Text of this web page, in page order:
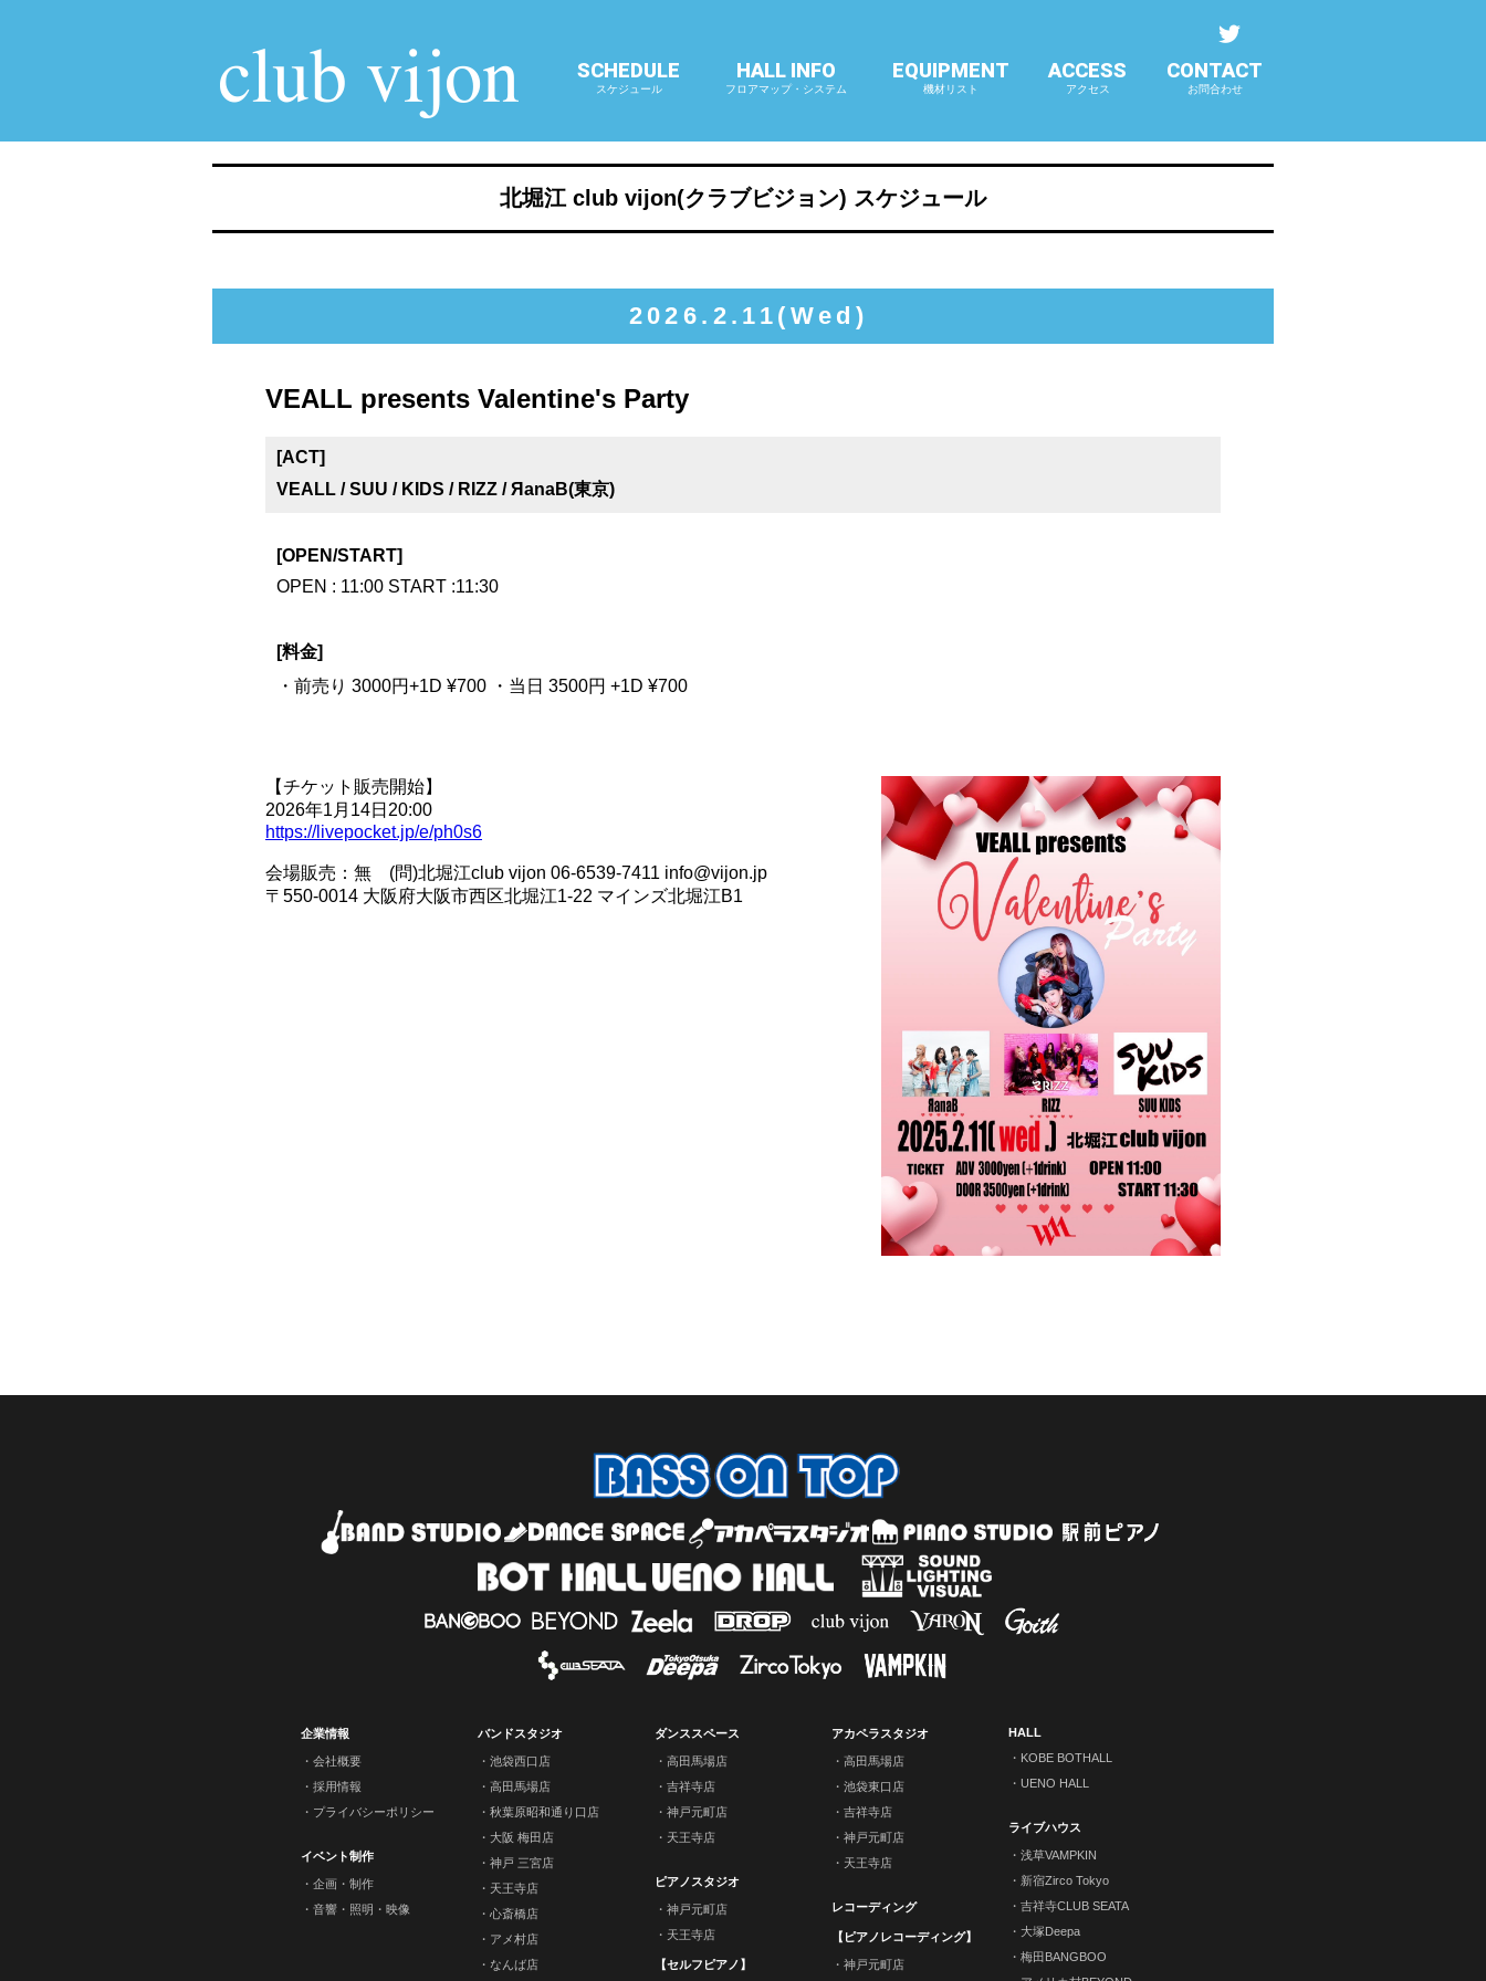
SCHEDULE
スケジュール
HALL INFO
フロアマップ・システム
EQUIPMENT
機材リスト
ACCESS
アクセス
CONTACT
お問合わせ
北堀江 club vijon(クラブビジョン) スケジュール
2026.2.11(Wed)
VEALL presents Valentine's Party
[ACT]
VEALL / SUU / KIDS / RIZZ / ЯanaB(東京)
[OPEN/START]
OPEN : 11:00 START :11:30
[料金]
・前売り 3000円+1D ¥700 ・当日 3500円 +1D ¥700
【チケット販売開始】
2026年1月14日20:00
https://livepocket.jp/e/ph0s6
会場販売：無 (問)北堀江club vijon 06-6539-7411 info@vijon.jp
〒550-0014 大阪府大阪市西区北堀江1-22 マインズ北堀江B1
企業情報
会社概要
採用情報
プライバシーポリシー
イベント制作
企画・制作
音響・照明・映像
バンドスタジオ
池袋西口店
高田馬場店
秋葉原昭和通り口店
大阪 梅田店
神戸 三宮店
天王寺店
心斎橋店
アメ村店
なんば店
ダンススペース
高田馬場店
吉祥寺店
神戸元町店
天王寺店
ピアノスタジオ
神戸元町店
天王寺店
【セルフピアノ】
アカペラスタジオ
高田馬場店
池袋東口店
吉祥寺店
神戸元町店
天王寺店
レコーディング
【ピアノレコーディング】
神戸元町店
HALL
KOBE BOTHALL
UENO HALL
ライブハウス
浅草VAMPKIN
新宿Zirco Tokyo
吉祥寺CLUB SEATA
大塚Deepa
梅田BANGBOO